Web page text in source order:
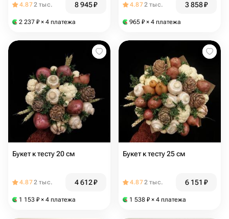
4.872 тыс. 8 945₽
2 237 ₽ × 4 платежа
4.872 тыс. 3 858₽
965 ₽ × 4 платежа
Букет к тесту 20 см
4.872 тыс. 4 612₽
1 153 ₽ × 4 платежа
Букет к тесту 25 см
4.872 тыс. 6 151 ₽
1 538 ₽ × 4 платежа